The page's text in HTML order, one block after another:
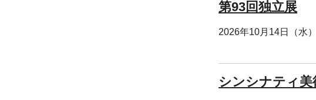
第93回独立展
2026年10月14日（水
シンシナティ